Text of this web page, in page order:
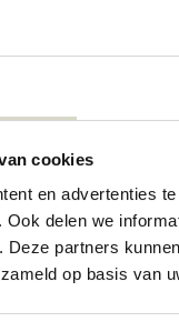
cookies
en advertenties
delen we
Deze partners
op basis van